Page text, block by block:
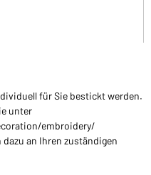
für Sie bestickt werden.
unter
embroidery/
an Ihren zuständigen